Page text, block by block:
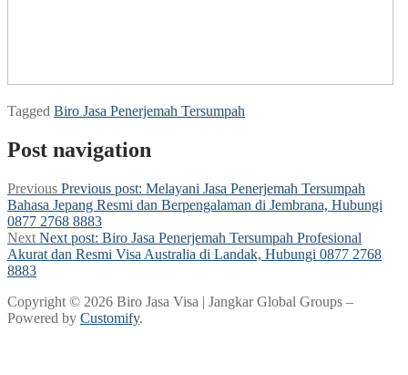
Tagged Biro Jasa Penerjemah Tersumpah
Post navigation
Previous Previous post: Melayani Jasa Penerjemah Tersumpah
Bahasa Jepang Resmi dan Berpengalaman di Jembrana, Hubungi
0877 2768 8883
Next Next post: Biro Jasa Penerjemah Tersumpah Profesional
Akurat dan Resmi Visa Australia di Landak, Hubungi 0877 2768
8883
Copyright © 2026 Biro Jasa Visa | Jangkar Global Groups –
Powered by Customify.